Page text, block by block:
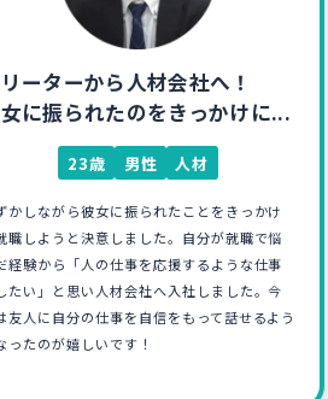
ーターから住宅のCAD設計!
ての仕事に日々奮闘中
26歳 男性 住宅
時代、就活をしなかったので就職講座や面
自分に合った仕事が見つけやすいそうと思
職カレッジに相談しました。
験からの入社は覚えることも多いですが、
から家の設計に携わりそれ形が残るのこと
よりも楽しいです！